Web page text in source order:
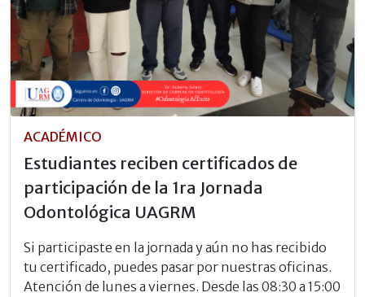
ACADÉMICO
Estudiantes reciben certificados de
participación de la 1ra Jornada
Odontológica UAGRM
Si participaste en la jornada y aún no has recibido
tu certificado, puedes pasar por nuestras oficinas.
Atención de lunes a viernes. Desde las 08:30 a 15:00